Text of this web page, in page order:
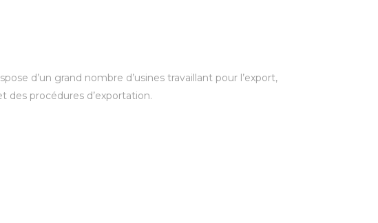
d’un grand nombre d’usines travaillant pour l’export,
des procédures d’exportation.